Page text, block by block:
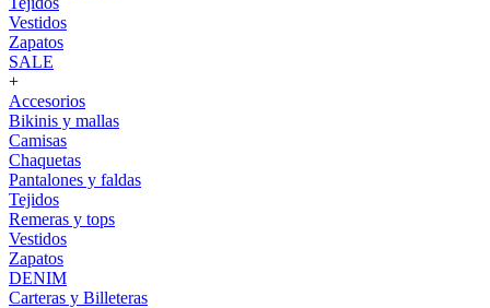
Vestidos
Zapatos
SALE
+
Accesorios
Bikinis y mallas
Camisas
Chaquetas
Pantalones y faldas
Tejidos
Remeras y tops
Vestidos
Zapatos
DENIM
Carteras y Billeteras